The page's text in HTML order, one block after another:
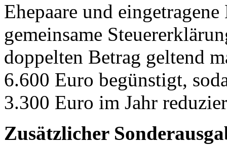
Ehepaare und
gemeinsame
doppelten Betrag geltend
6.600 Euro begünstigt,
3.300 Euro im Jahr
Zusätzlicher